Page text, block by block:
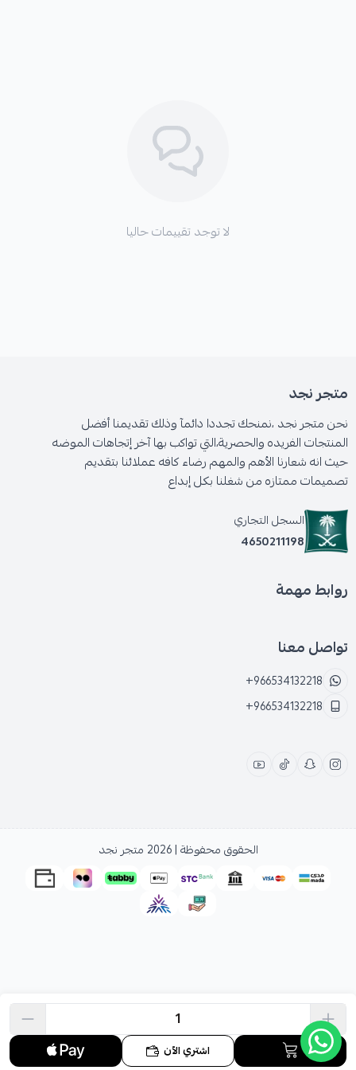
اشتري الآن
لا توجد تقييمات حاليا
متجر نجد
نحن متجر نجد ،نمنحك تجددا دائمآ وذلك تقديمنا أفضل
المنتجات الفريده والحصرية،التي تواكب بها آخر إتجاهات الموضه
حيث انه شعارنا الأهم والمهم رضاء كافه عملائنا بتقديم
تصميمات ممتازه من شغلنا بكل إبداع
السجل التجاري
4650211198
روابط مهمة
تواصل معنا
+966534132218
+966534132218
الحقوق محفوظة | 2026 متجر نجد